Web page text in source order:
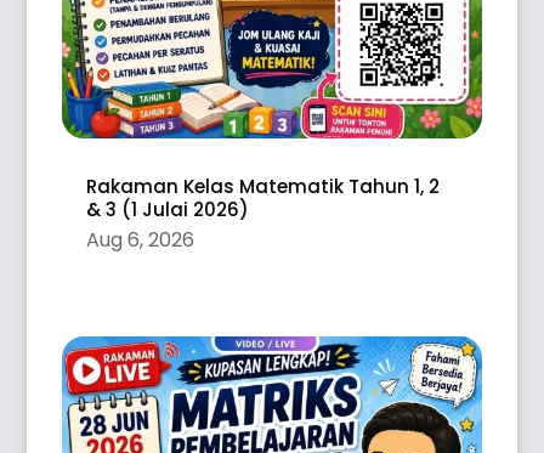
Rakaman Kelas Matematik Tahun 1, 2
& 3 (1 Julai 2026)
Aug 6, 2026